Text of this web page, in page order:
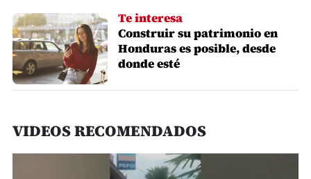
Te interesa
Construir su patrimonio en
Honduras es posible, desde
donde esté
VIDEOS RECOMENDADOS